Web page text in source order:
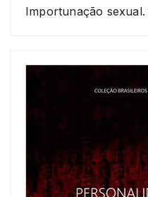
Importunação sexual.